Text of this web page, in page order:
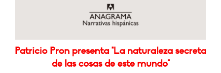
Patricio Pron presenta "La naturaleza secreta
de las cosas de este mundo"